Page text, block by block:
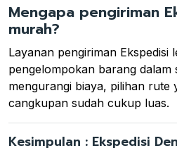
Mengapa pengiriman
murah?
Layanan pengiriman Ekspedisi
pengelompokan barang
mengurangi biaya, pilihan rute
cangkupan sudah cukup luas.
Kesimpulan : Ekspedisi